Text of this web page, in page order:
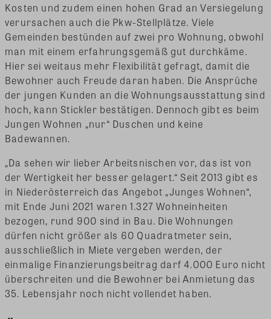
Kosten und zudem einen hohen Grad an Versiegelung
verursachen auch die Pkw-Stellplätze. Viele
Gemeinden bestünden auf zwei pro Wohnung, obwohl
man mit einem erfahrungsgemäß gut durchkäme.
Hier sei weitaus mehr Flexibilität gefragt, damit die
Bewohner auch Freude daran haben. Die Ansprüche
der jungen Kunden an die Wohnungsausstattung sind
hoch, kann Stickler bestätigen. Dennoch gibt es beim
Jungen Wohnen „nur“ Duschen und keine
Badewannen.
„Da sehen wir lieber Arbeitsnischen vor, das ist von
der Wertigkeit her besser gelagert.“ Seit 2013 gibt es
in Niederösterreich das Angebot „Junges Wohnen“,
mit Ende Juni 2021 waren 1.327 Wohneinheiten
bezogen, rund 900 sind in Bau. Die Wohnungen
dürfen nicht größer als 60 Quadratmeter sein,
ausschließlich in Miete vergeben werden, der
einmalige Finanzierungsbeitrag darf 4.000 Euro nicht
überschreiten und die Bewohner bei Anmietung das
35. Lebensjahr noch nicht vollendet haben.